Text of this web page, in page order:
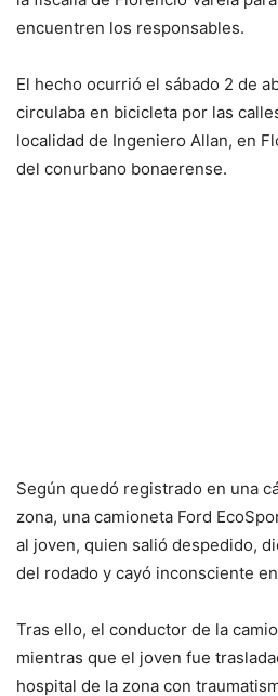
encuentren los responsables.
El hecho ocurrió el sábado 2 de
circulaba en bicicleta por las
localidad de Ingeniero Allan, en
del conurbano bonaerense.
Según quedó registrado en una
zona, una camioneta Ford
al joven, quien salió despedido,
del rodado y cayó inconsciente
Tras ello, el conductor de la
mientras que el joven fue
hospital de la zona con